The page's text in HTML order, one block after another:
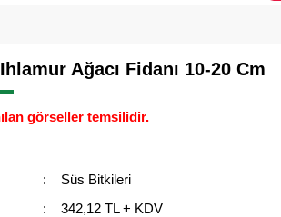
Ağacı Fidanı 10-20 Cm
görseller temsilidir.
Süs Bitkileri
342,12 TL + KDV